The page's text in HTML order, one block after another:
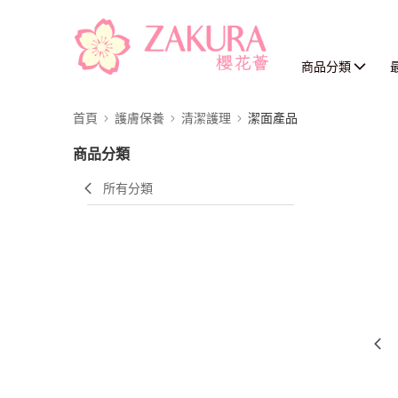
商品分類
首頁 護膚保養 清潔護理 潔面產品
商品分類
所有分類